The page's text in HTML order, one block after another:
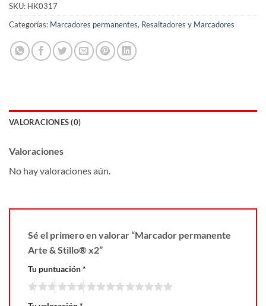
SKU: HK0317
Categorías: Marcadores permanentes, Resaltadores y Marcadores
VALORACIONES (0)
Valoraciones
No hay valoraciones aún.
Sé el primero en valorar “Marcador permanente
Arte & Stillo® x2”
Tu puntuación*